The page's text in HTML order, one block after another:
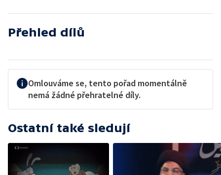
Přehled dílů
Omlouváme se, tento pořad momentálně
nemá žádné přehratelné díly.
Ostatní také sledují